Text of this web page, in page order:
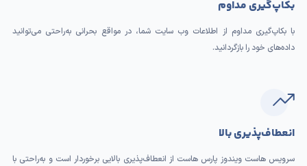
بکاپ‌گیری مداوم
با بکاپ‌گیری مداوم از اطلاعات وب سایت شما، در مواقع بحرانی به‌راحتی می‌توانید
داده‌های خود را بازگردانید.
انعطاف‌پذیری بالا
سرویس هاست ویندوز پارس هاست از انعطاف‌پذیری بالایی برخوردار است و به‌راحتی با